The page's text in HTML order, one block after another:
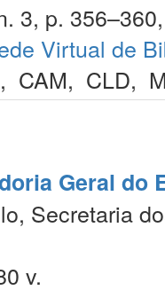
3, p.
Virtual de
, CAM, CLD,
Geral do
Secretaria
v.